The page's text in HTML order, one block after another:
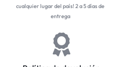
cualquier lugar del país! 2 a 5 días de
entrega